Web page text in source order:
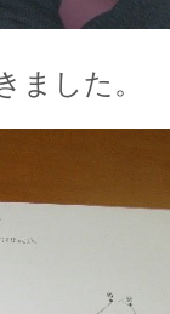
した。